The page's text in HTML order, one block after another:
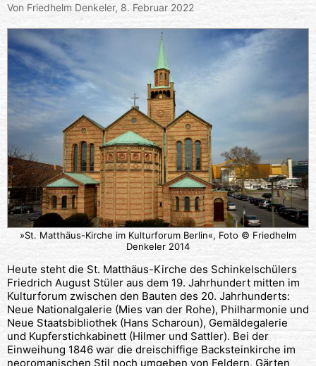
Von Friedhelm Denkeler, 8. Februar 2022
»St. Matthäus-Kirche im Kulturforum Berlin«, Foto © Friedhelm
Denkeler 2014
Heute steht die St. Matthäus-Kirche des Schinkelschülers
Friedrich August Stüler aus dem 19. Jahrhundert mitten im
Kulturforum zwischen den Bauten des 20. Jahrhunderts:
Neue Nationalgalerie (Mies van der Rohe), Philharmonie und
Neue Staatsbibliothek (Hans Scharoun), Gemäldegalerie
und Kupferstichkabinett (Hilmer und Sattler). Bei der
Einweihung 1846 war die dreischiffige Backsteinkirche im
neoromanischen Stil noch umgeben von Feldern, Gärten